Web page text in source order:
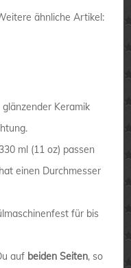
ähnliche Artikel:
Keramik
ml (11 oz) passen
einen Durchmesser
für bis
auf beiden Seiten, so